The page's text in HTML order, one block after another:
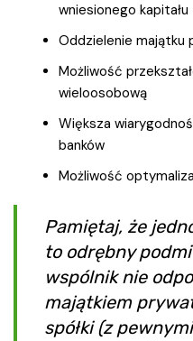
wniesionego kapitału
Oddzielenie majątku
Możliwość
wieloosobową
Większa
banków
Możliwość
Pamiętaj, że
to odrębny
wspólnik nie
majątkiem
spółki (z